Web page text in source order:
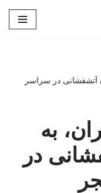
آتشفشانی در سراسر
به
در